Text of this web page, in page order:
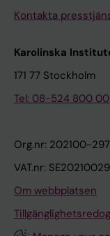
Kontakta
Karolinska
171 77 Stockholm
Tel: 08-524 800 00
Org.nr: 202100-
VAT.nr:
Om webbplatsen